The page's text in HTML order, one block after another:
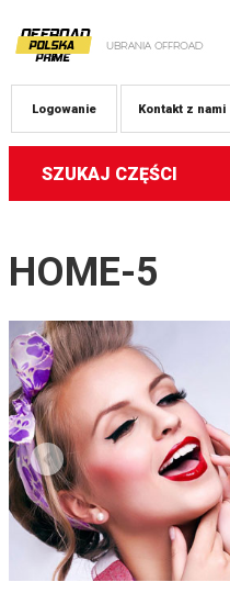
Kontakt z nami
Logowanie
SZUKAJ CZĘŚCI
HOME-5